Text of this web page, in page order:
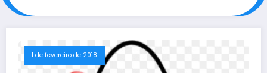
1 de fevereiro de 2018